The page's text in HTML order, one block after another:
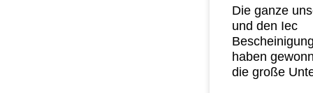
Die ganze
und den Iec
haben
die große